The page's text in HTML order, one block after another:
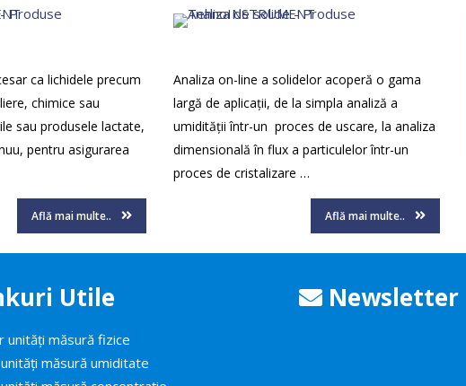
ca lichidele precum
chimice sau
sau produsele lactate,
pentru asigurarea
Află mai multe..
Analiza on-line a solidelor acoperă o gama
largă de aplicații, de la simpla analiză a
umidității într-un proces de uscare, la analiza
dimensională în flux a particulelor într-un
proces de cristalizare …
Află mai multe..
Utile
unități măsură fizice
măsură umiditate
Newsletter